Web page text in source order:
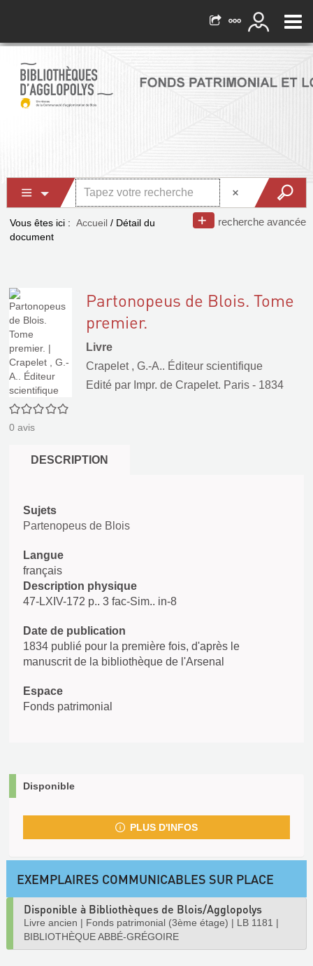
recherche avancée
Vous êtes ici : Accueil / Détail du
document
0/5
0 avis
Partonopeus de Blois. Tome
premier.
Livre
Crapelet , G.-A.. Éditeur scientifique
Edité par Impr. de Crapelet. Paris - 1834
DESCRIPTION
Sujets
Partenopeus de Blois
Langue
français
Description physique
47-LXIV-172 p.. 3 fac-Sim.. in-8
Date de publication
1834 publié pour la première fois, d'après le
manuscrit de la bibliothèque de l'Arsenal
Espace
Fonds patrimonial
Disponible
PLUS D'INFOS
EXEMPLAIRES COMMUNICABLES SUR PLACE
Disponible à Bibliothèques de Blois/Agglopolys
Livre ancien | Fonds patrimonial (3ème étage) | LB 1181 |
BIBLIOTHÈQUE ABBÉ-GRÉGOIRE